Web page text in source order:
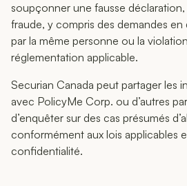
soupçonner une fausse
fraude, y compris des demandes
par la même personne ou la
réglementation applicable.
Securian Canada peut partager les
avec PolicyMe Corp. ou d’autres
d’enquêter sur des cas présumés
conformément aux lois applicables
confidentialité.